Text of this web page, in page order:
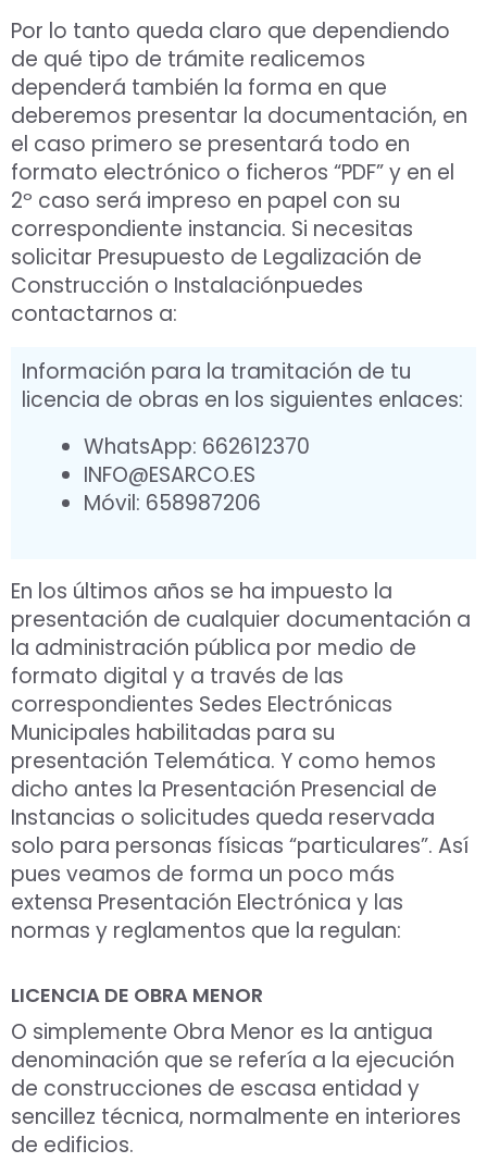
Por lo tanto queda claro que dependiendo
de qué tipo de trámite realicemos
dependerá también la forma en que
deberemos presentar la documentación, en
el caso primero se presentará todo en
formato electrónico o ficheros “PDF” y en el
2º caso será impreso en papel con su
correspondiente instancia. Si necesitas
solicitar Presupuesto de Legalización de
Construcción o Instalaciónpuedes
contactarnos a:
Información para la tramitación de tu
licencia de obras en los siguientes enlaces:
WhatsApp: 662612370
INFO@ESARCO.ES
Móvil: 658987206
En los últimos años se ha impuesto la
presentación de cualquier documentación a
la administración pública por medio de
formato digital y a través de las
correspondientes Sedes Electrónicas
Municipales habilitadas para su
presentación Telemática. Y como hemos
dicho antes la Presentación Presencial de
Instancias o solicitudes queda reservada
solo para personas físicas “particulares”. Así
pues veamos de forma un poco más
extensa Presentación Electrónica y las
normas y reglamentos que la regulan:
LICENCIA DE OBRA MENOR
O simplemente Obra Menor es la antigua
denominación que se refería a la ejecución
de construcciones de escasa entidad y
sencillez técnica, normalmente en interiores
de edificios.